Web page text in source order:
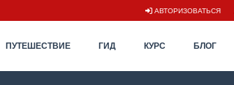
АВТОРИЗОВАТЬСЯ
ПУТЕШЕСТВИЕ ГИД КУРС БЛОГ